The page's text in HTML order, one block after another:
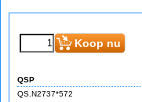
Koop nu
QSP
QS.N2737*572